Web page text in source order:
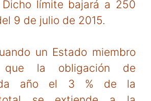
Dicho límite bajará a 250
9 de julio de 2015.
Estado miembro
que la obligación de
año el 3 % de la